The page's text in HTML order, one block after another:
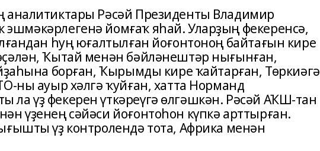
аналитиктары Рәсәй Президенты Владимир
йомғаҡ яһай. Уларҙың фекеренсә,
һуң юғалтылған йоғонтоноң байтағын кире
Ҡытай менән бәйләнештәр нығынған,
борған, Ҡырымды кире ҡайтарған, Төркиәгә
ны ауыр хәлгә ҡуйған, хатта Норманд
үҙ фекерен үткәреүгә өлгәшкән. Рәсәй АҠШ-тан
үҙенең сәйәси йоғонтоһон күпкә арттырған.
үҙ контролендә тота, Африка менән